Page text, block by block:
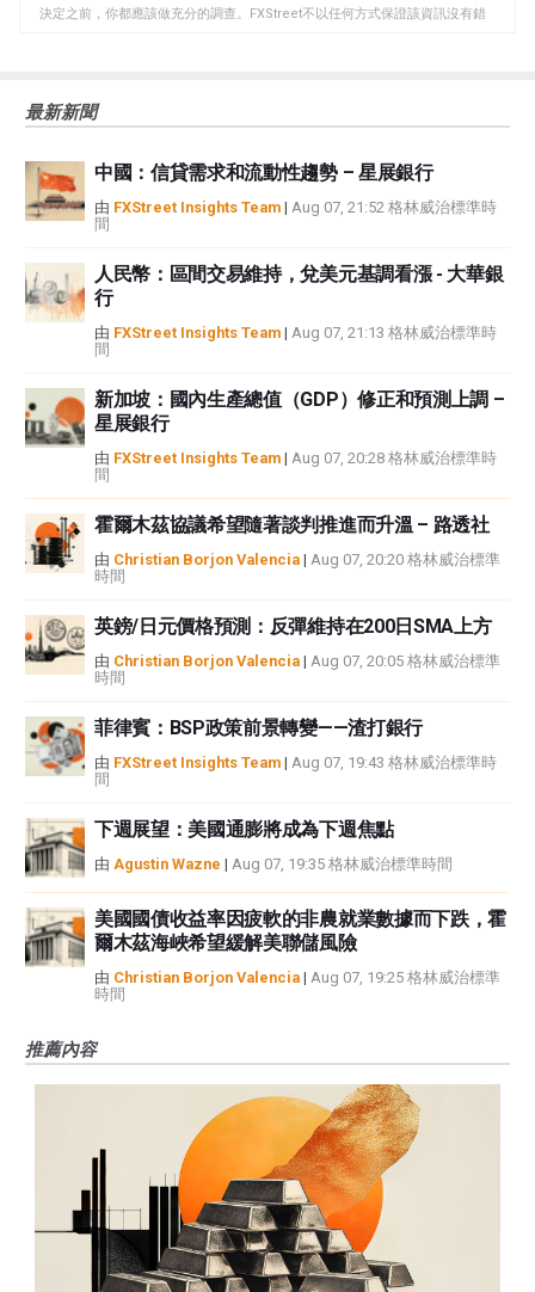
板
決定之前，你都應該做充分的調查。FXStreet不以任何方式保證該資訊沒有錯
觀點，並不代表FXStreet或其廣告商的官方政策或立場。作者不對本頁連結的
如果文章正文中沒有明確提到，在撰寫本文時，作者在本文中提到的任何股票
中都沒有頭寸，也沒有與文中提到的任何公司有業務關係。除了FXStreet，作
者沒有收到撰寫這篇文章的報酬。
FXStreet和作者不提供個性化的建議。作者對該資訊的準確性、完整性或適用
性不作任何陳述。FXStreet和作者將不承擔任何錯誤，遺漏或任何損失，傷害
或損害由此資訊及其顯示或使用引起的。錯誤和遺漏除外。本文作者和
FXStreet並非註冊投資顧問，本文內容無意提供任何投資建議。
最新新聞
中國：信貸需求和流動性趨勢 – 星展銀行
由 FXStreet Insights Team | Aug 07, 21:52 格林威治標準時
間
人民幣：區間交易維持，兌美元基調看漲 - 大華銀
行
由 FXStreet Insights Team | Aug 07, 21:13 格林威治標準時
間
新加坡：國內生產總值（GDP）修正和預測上調 –
星展銀行
由 FXStreet Insights Team | Aug 07, 20:28 格林威治標準時
間
霍爾木茲協議希望隨著談判推進而升溫 – 路透社
由 Christian Borjon Valencia | Aug 07, 20:20 格林威治標準
時間
英鎊/日元價格預測：反彈維持在200日SMA上方
由 Christian Borjon Valencia | Aug 07, 20:05 格林威治標準
時間
菲律賓：BSP政策前景轉變——渣打銀行
由 FXStreet Insights Team | Aug 07, 19:43 格林威治標準時
間
下週展望：美國通膨將成為下週焦點
由 Agustin Wazne | Aug 07, 19:35 格林威治標準時間
美國國債收益率因疲軟的非農就業數據而下跌，霍
爾木茲海峽希望緩解美聯儲風險
由 Christian Borjon Valencia | Aug 07, 19:25 格林威治標準
時間
推薦內容